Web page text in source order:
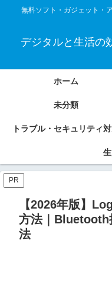
無料ソフト・ガジェット・
デジタルと生活の
ホーム
未分類
トラブル・セキュリティ
PR
【2026年版】
方法｜Bluetooth
法